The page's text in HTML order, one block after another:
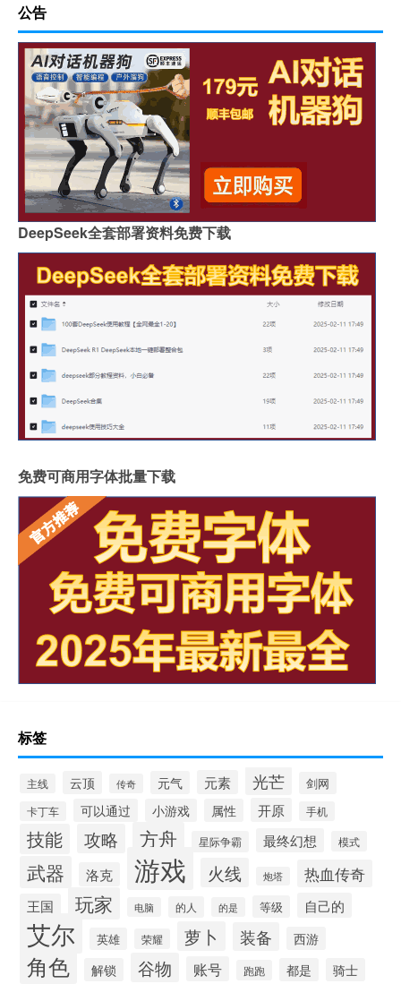
公告
DeepSeek全套部署资料免费下载
免费可商用字体批量下载
标签
主线 云顶 传奇 元气 元素 光芒 剑网
卡丁车 可以通过 小游戏 属性 开原 手机
技能 攻略 方舟 星际争霸 最终幻想 模式
武器 洛克 游戏 火线 炮塔 热血传奇
王国 玩家 电脑 的人 的是 等级 自己的
艾尔 英雄 荣耀 萝卜 装备 西游
角色 解锁 谷物 账号 跑跑 都是 骑士